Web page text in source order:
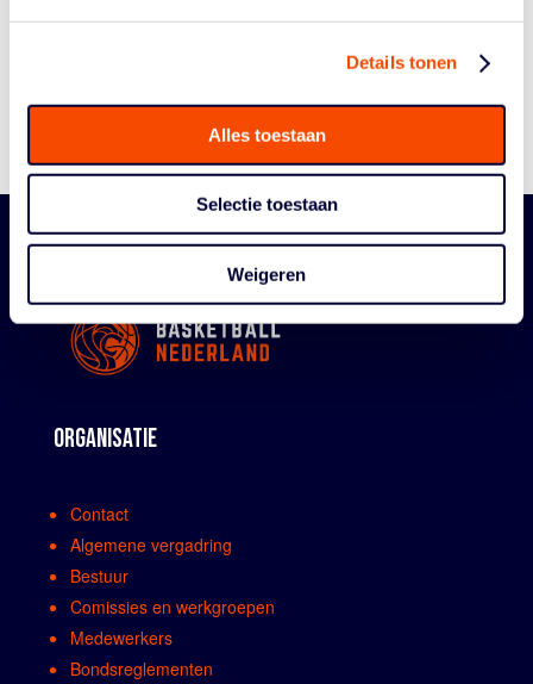
Details tonen
Alles toestaan
Selectie toestaan
Weigeren
Reglementen
ORGANISATIE
Contact
Algemene vergadring
Bestuur
Comissies en werkgroepen
Medewerkers
Bondsreglementen